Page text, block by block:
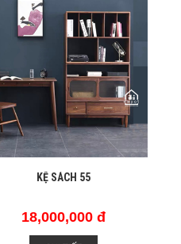
KỆ SÁCH 55
18,000,000 đ